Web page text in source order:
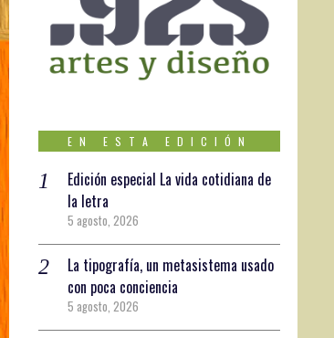
EN ESTA EDICIÓN
Edición especial La vida cotidiana de
la letra
5 agosto, 2026
La tipografía, un metasistema usado
con poca conciencia
5 agosto, 2026